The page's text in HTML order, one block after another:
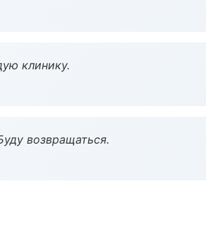
клинику.
возвращаться.